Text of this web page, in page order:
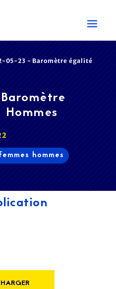
05-23 - Baromètre égalité
hommes